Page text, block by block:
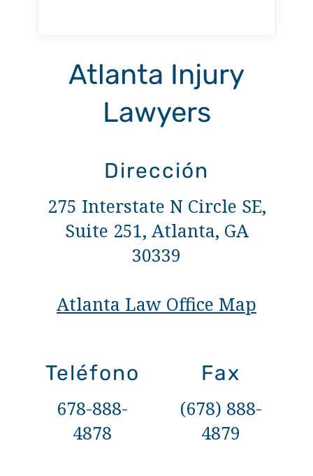
Atlanta Injury
Lawyers
Dirección
275 Interstate N Circle SE,
Suite 251, Atlanta, GA
30339
Atlanta Law Office Map
Teléfono
678-888-
4878
Fax
(678) 888-
4879